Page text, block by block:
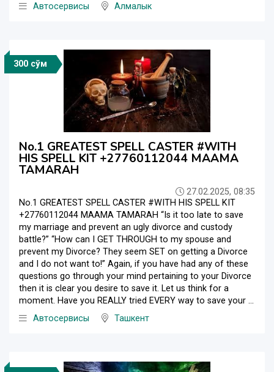
Автосервисы
Алмалык
300 сўм
No.1 GREATEST SPELL CASTER #WITH
HIS SPELL KIT +27760112044 MAAMA
TAMARAH
27.02.2025, 08:35
No.1 GREATEST SPELL CASTER #WITH HIS SPELL KIT
+27760112044 MAAMA TAMARAH “Is it too late to save
my marriage and prevent an ugly divorce and custody
battle?” “How can I GET THROUGH to my spouse and
prevent my Divorce? They seem SET on getting a Divorce
and I do not want to!” Again, if you have had any of these
questions go through your mind pertaining to your Divorce
then it is clear you desire to save it. Let us think for a
moment. Have you REALLY tried EVERY way to save your ...
Автосервисы
Ташкент